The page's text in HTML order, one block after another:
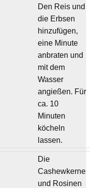
Den Reis und
die Erbsen
hinzufügen,
eine Minute
anbraten und
mit dem
Wasser
angießen. Für
ca. 10
Minuten
köcheln
lassen.
Die
Cashewkerne
und Rosinen